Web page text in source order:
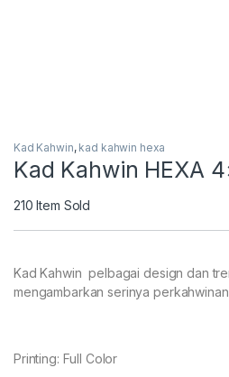
Kad Kahwin, kad kahwin hexa
Kad Kahwin HEXA
210 Item Sold
Kad Kahwin pelbagai design dan
mengambarkan serinya
Printing: Full Color